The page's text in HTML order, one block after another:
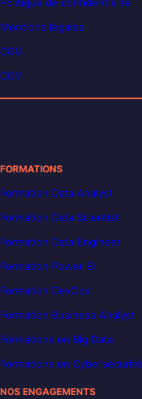
Mentions légales
CGU
CGV
FORMATIONS
Formation Data Analyst
Formation Data Scientist
Formation Data Engineer
Formation Power BI
Formation DevOps
Formation Business Analyst
Formations en Big Data
Formations en Cybersécurité
NOS ENGAGEMENTS